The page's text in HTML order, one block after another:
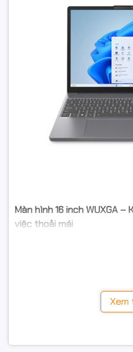
Màn hình 16 inch WUXGA –
việc thoải mái
nét, phù hợp cho công việc
phim hay chỉnh sửa hình
Xem